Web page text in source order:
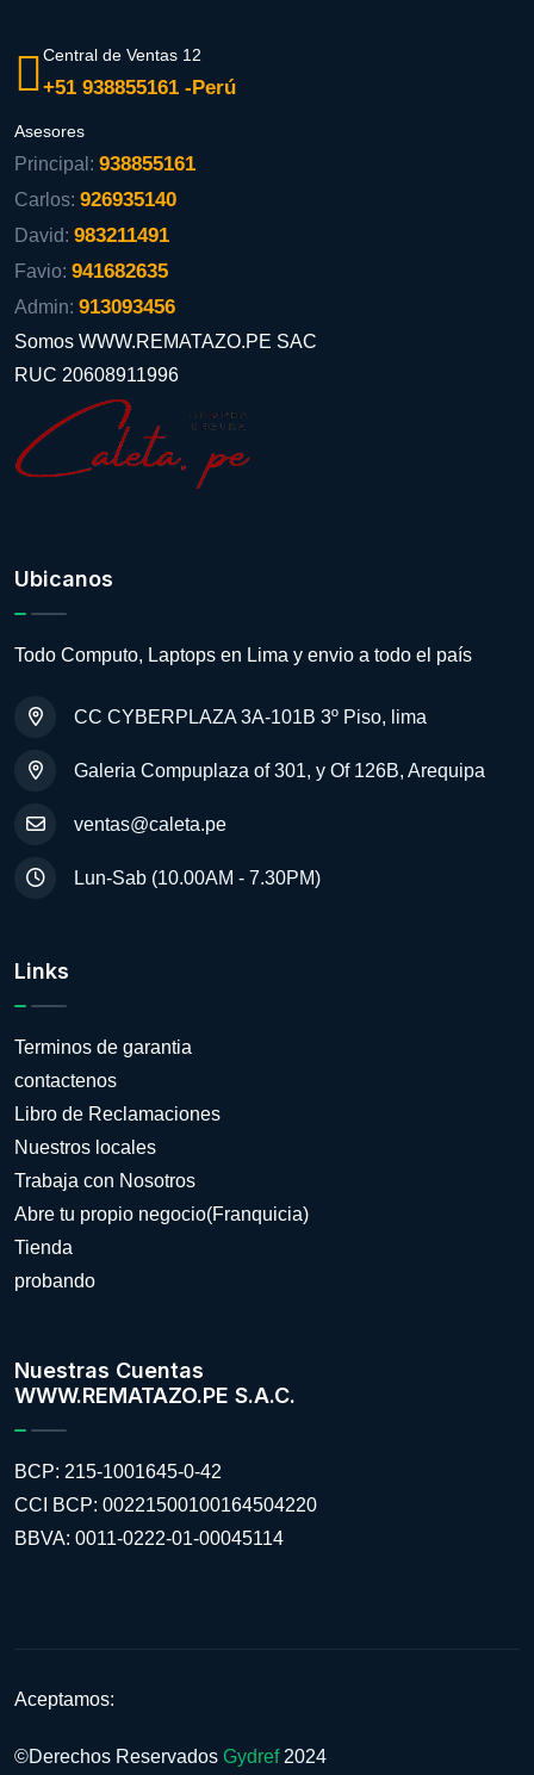
Central de Ventas 12
+51 938855161 -Perú
Asesores
Principal: 938855161
Carlos: 926935140
David: 983211491
Favio: 941682635
Admin: 913093456
Somos WWW.REMATAZO.PE SAC
RUC 20608911996
Ubicanos
Todo Computo, Laptops en Lima y envio a todo el país
CC CYBERPLAZA 3A-101B 3º Piso, lima
Galeria Compuplaza of 301, y Of 126B, Arequipa
ventas@caleta.pe
Lun-Sab (10.00AM - 7.30PM)
Links
Terminos de garantia
contactenos
Libro de Reclamaciones
Nuestros locales
Trabaja con Nosotros
Abre tu propio negocio(Franquicia)
Tienda
probando
Nuestras Cuentas
WWW.REMATAZO.PE S.A.C.
BCP: 215-1001645-0-42
CCI BCP: 00221500100164504220
BBVA: 0011-0222-01-00045114
Aceptamos:
©Derechos Reservados Gydref 2024